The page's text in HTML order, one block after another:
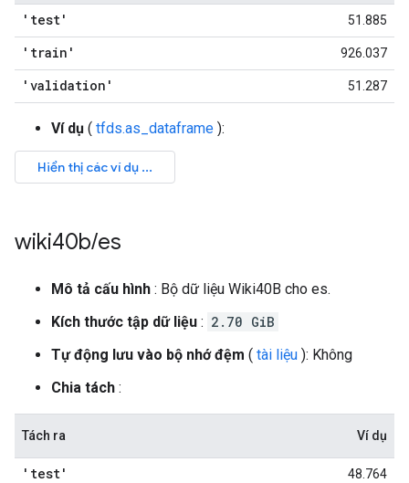
'test' 51.885
'train' 926.037
'validation' 51.287
Ví dụ ( tfds.as_dataframe ):
wiki40b/es
Mô tả cấu hình : Bộ dữ liệu Wiki40B cho es.
Kích thước tập dữ liệu : 2.70 GiB
Tự động lưu vào bộ nhớ đệm ( tài liệu ): Không
Chia tách :
Tách ra Ví dụ
'test' 48.764